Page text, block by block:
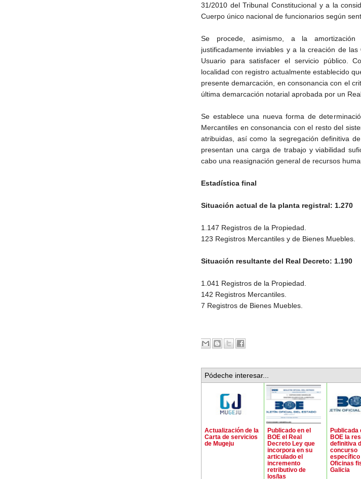
31/2010 del Tribunal Constitucional y a la
Cuerpo único nacional de funcionarios según
Se procede, asimismo, a la
justificadamente inviables y a la creación de
Usuario para satisfacer el servicio público.
localidad con registro actualmente establecido
presente demarcación, en consonancia con el
última demarcación notarial aprobada por un
Se establece una nueva forma de
Mercantiles en consonancia con el resto del
atribuidas, así como la segregación definitiva
presentan una carga de trabajo y viabilidad
cabo una reasignación general de recursos
Estadística final
Situación actual de la planta registral: 1.270
1.147 Registros de la Propiedad.
123 Registros Mercantiles y de Bienes Muebles.
Situación resultante del Real Decreto: 1.190
1.041 Registros de la Propiedad.
142 Registros Mercantiles.
7 Registros de Bienes Muebles.
Pódeche interesar...
Actualización de la
Carta de servicios
de Mugeju
Publicado en el
BOE el Real
Decreto Ley que
incorpora en su
articulado el
incremento
retributivo de
los/las
Publicada
BOE la
definitiva
concurso
específico
Oficinas
Galicia